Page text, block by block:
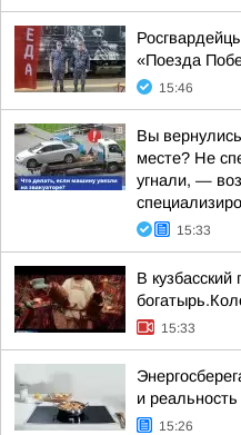
«Поезда
15:46
Вы
месте? Не
угнали, —
15:33
В
15:33
и реальность
15:26